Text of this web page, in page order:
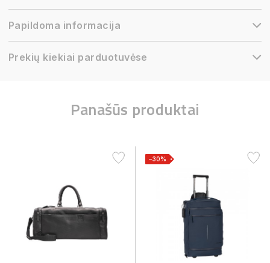
Papildoma informacija
Prekių kiekiai parduotuvėse
Panašūs produktai
−30%